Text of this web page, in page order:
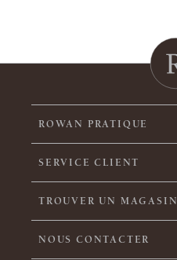
ROWAN PRATIQUE
SERVICE CLIENT
TROUVER UN MAGASIN
NOUS CONTACTER